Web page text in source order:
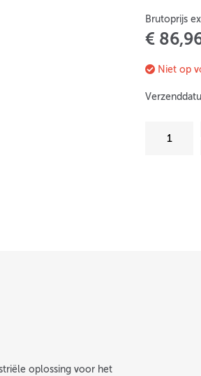
Brutoprijs
€
Niet op
oplossing voor het